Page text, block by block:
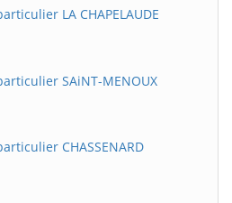
LA CHAPELAUDE
SAiNT-MENOUX
CHASSENARD